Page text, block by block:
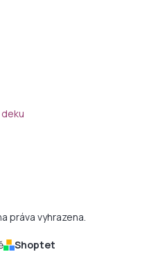
práva vyhrazena.
Shoptet